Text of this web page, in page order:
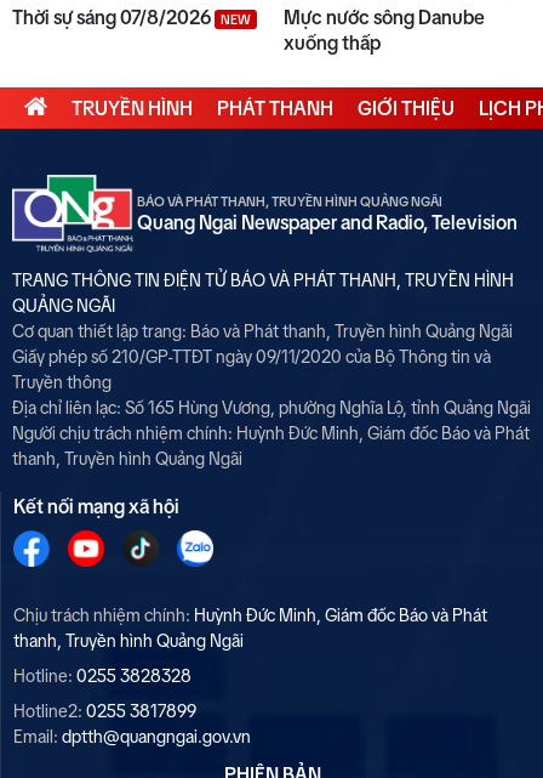
Thời sự sáng 07/8/2026 NEW
Mực nước sông Danube
xuống thấp
TRUYỀN HÌNH PHÁT THANH GIỚI THIỆU LỊCH
BÁO VÀ PHÁT THANH, TRUYỀN HÌNH QUẢNG NGÃI
Quang Ngai Newspaper and Radio, Television
TRANG THÔNG TIN ĐIỆN TỬ BÁO VÀ PHÁT THANH, TRUYỀN HÌNH
QUẢNG NGÃI
Cơ quan thiết lập trang: Báo và Phát thanh, Truyền hình Quảng Ngãi
Giấy phép số 210/GP-TTĐT ngày 09/11/2020 của Bộ Thông tin và
Truyền thông
Địa chỉ liên lạc: Số 165 Hùng Vương, phường Nghĩa Lộ, tỉnh Quảng Ngãi
Người chịu trách nhiệm chính: Huỳnh Đức Minh, Giám đốc Báo và Phát
thanh, Truyền hình Quảng Ngãi
Kết nối mạng xã hội
Chịu trách nhiệm chính: Huỳnh Đức Minh, Giám đốc Báo và Phát
thanh, Truyền hình Quảng Ngãi
Hotline: 0255 3828328
Hotline2: 0255 3817899
Email: dptth@quangngai.gov.vn